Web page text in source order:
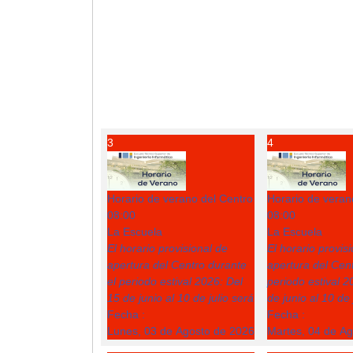
3
Horario de verano del Centro
08:00
La Escuela
El horario provisional de
apertura del Centro durante
el periodo estival 2026: Del
15 de junio al 10 de julio será
Fecha :
Lunes, 03 de Agosto de 2026
4
Horario de
08:00
La Escuela
El horario
apertura del
periodo estival
de junio al 10 de
Fecha :
Martes, 04 de